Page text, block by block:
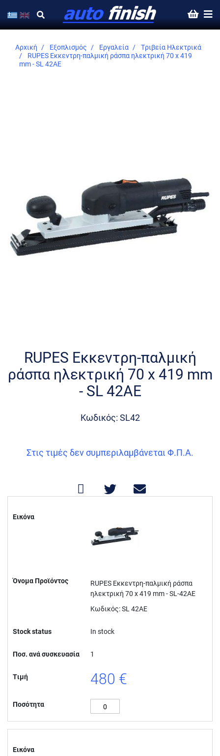
Αρχική Εξοπλισμός Εργαλεία
Τριβεία Ηλεκτρικά
RUPES Εκκεντρη-παλμική ράσπα ηλεκτρική 70 x 419
mm - SL 42AE
gallery
beginning
of
the
RUPES Εκκεντρη-παλμική
ράσπα ηλεκτρική 70 x 419 mm
- SL 42AE
Κωδικός: SL42
Στις τιμές δεν συμπεριλαμβάνεται Φ.Π.Α.
Ομαδοποιημένου
Εικόνα
Όνομα Προϊόντος
RUPES Εκκεντρη-παλμική ράσπα
ηλεκτρική 70 x 419 mm - SL-42AE
Κωδικός: SL 42AE
Stock status In stock
Ποσ. ανά συσκευασία 1
Τιμή 480 €
Ποσότητα
Εικόνα